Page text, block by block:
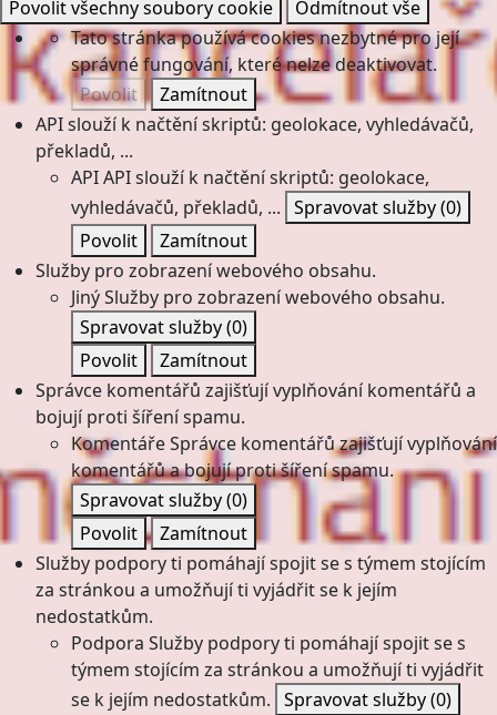
Povolit všechny soubory cookie
Odmítnout vše
Tato stránka používá cookies nezbytné pro její
správné fungování, které nelze deaktivovat.
Povolit
Zamítnout
API slouží k načtění skriptů: geolokace, vyhledávačů,
překladů, ...
APIAPI slouží k načtění skriptů: geolokace,
vyhledávačů, překladů, ... Spravovat služby(0)
Povolit
Zamítnout
Služby pro zobrazení webového obsahu.
JinýSlužby pro zobrazení webového obsahu.
Spravovat služby(0)
Povolit
Zamítnout
Správce komentářů zajišťují vyplňování komentářů a
bojují proti šíření spamu.
KomentářeSprávce komentářů zajišťují vyplňování
komentářů a bojují proti šíření spamu.
Spravovat služby(0)
Povolit
Zamítnout
Služby podpory ti pomáhají spojit se s týmem stojícím
za stránkou a umožňují ti vyjádřit se k jejím
nedostatkům.
Podpora Služby podpory ti pomáhají spojit se s
týmem stojícím za stránkou a umožňují ti vyjádřit
se k jejím nedostatkům. Spravovat služby(0)